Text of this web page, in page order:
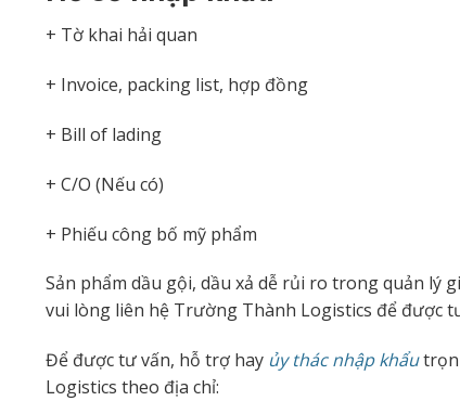
+ Tờ khai hải quan
+ Invoice, packing list, hợp đồng
+ Bill of lading
+ C/O (Nếu có)
+ Phiếu công bố mỹ phẩm
Sản phẩm dầu gội, dầu xả dễ rủi ro trong quản
vui lòng liên hệ Trường Thành Logistics để được
Để được tư vấn, hỗ trợ hay ủy thác nhập khẩutrọn
Logistics theo địa chỉ: